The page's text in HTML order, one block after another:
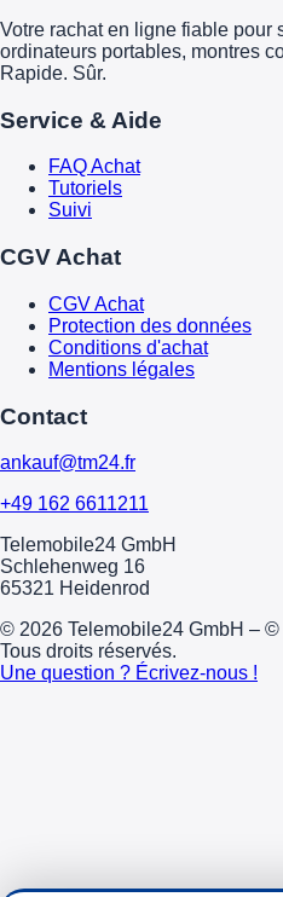
Votre rachat en ligne fiable pour
ordinateurs portables, montres
Rapide. Sûr.
Service & Aide
FAQ Achat
Tutoriels
Suivi
CGV Achat
CGV Achat
Protection des données
Conditions d'achat
Mentions légales
Contact
ankauf@tm24.fr
+49 162 6611211
Telemobile24 GmbH
Schlehenweg 16
65321 Heidenrod
© 2026 Telemobile24 GmbH –
Tous droits réservés.
Une question ? Écrivez-nous !